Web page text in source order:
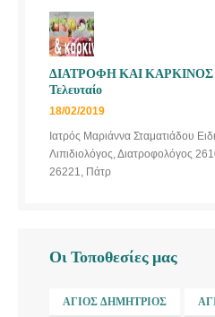
ΔΙΑΤΡΟΦΗ ΚΑΙ ΚΑΡΚΙΝΟΣ
Τελευταίο
18/02/2019
Ιατρός Μαριάννα Σταματιάδου
Λιπιδιολόγος, Διατροφολόγος
26221, Πάτρ
Οι Τοποθεσίες μας
ΆΓΙΟΣ ΔΗΜΉΤΡΙΟΣ